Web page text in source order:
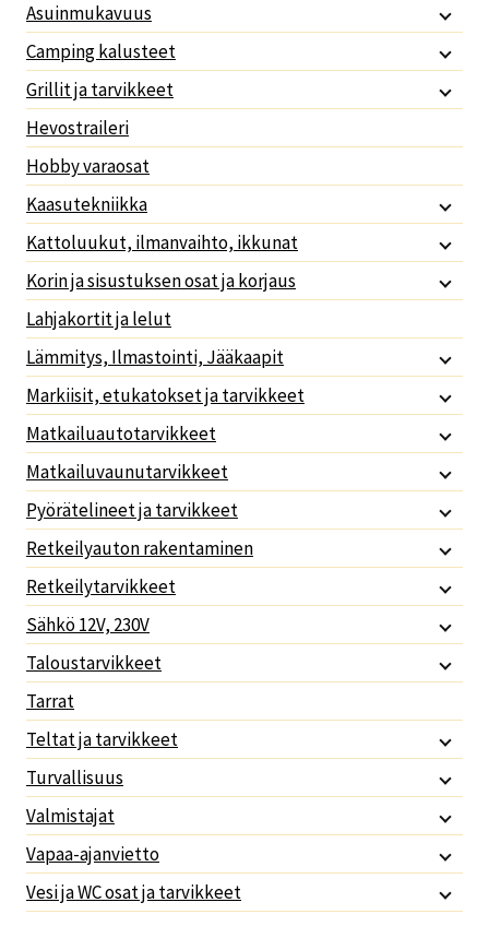
Asuinmukavuus
Camping kalusteet
Grillit ja tarvikkeet
Hevostraileri
Hobby varaosat
Kaasutekniikka
Kattoluukut, ilmanvaihto, ikkunat
Korin ja sisustuksen osat ja korjaus
Lahjakortit ja lelut
Lämmitys, Ilmastointi, Jääkaapit
Markiisit, etukatokset ja tarvikkeet
Matkailuautotarvikkeet
Matkailuvaunutarvikkeet
Pyörätelineet ja tarvikkeet
Retkeilyauton rakentaminen
Retkeilytarvikkeet
Sähkö 12V, 230V
Taloustarvikkeet
Tarrat
Teltat ja tarvikkeet
Turvallisuus
Valmistajat
Vapaa-ajanvietto
Vesi ja WC osat ja tarvikkeet